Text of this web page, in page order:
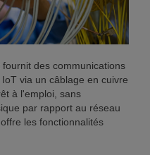
des communications
via un câblage en cuivre
à l'emploi, sans
par rapport au réseau
les fonctionnalités